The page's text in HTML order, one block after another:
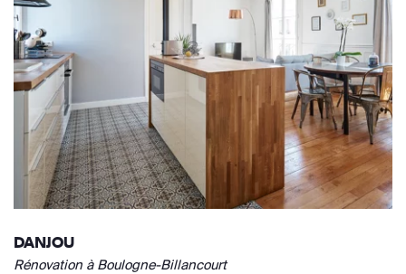
DANJOU
Rénovation à Boulogne-Billancourt